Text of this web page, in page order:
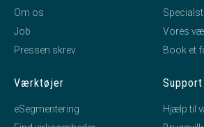
Om os
Job
Pressen skrev
Vores
Book et
Værktøjer
eSegmentering
Support
Hjælp til